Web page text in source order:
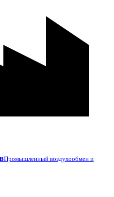
Промышленный воздухообмен и